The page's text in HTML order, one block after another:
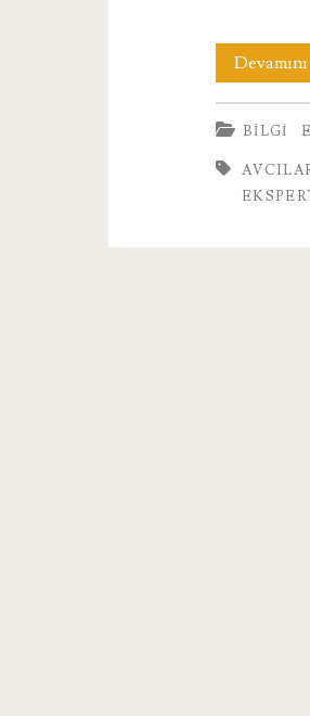
BILGI